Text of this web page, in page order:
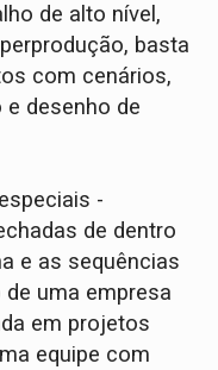
de alto nível,
basta
com cenários,
e desenho de
-
de dentro
e as sequências
uma empresa
em projetos
equipe com